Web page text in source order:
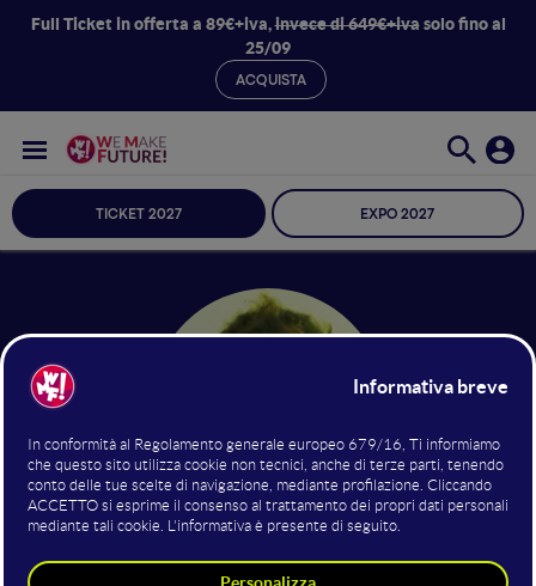
Full Ticket in offerta a 89€+iva,invece di 649€+ivasolo fino al
25/09
ACQUISTA
TICKET 2027 EXPO 2027